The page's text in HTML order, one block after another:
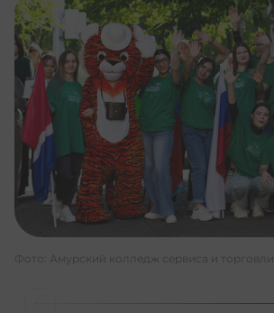
Фото: Амурский колледж сервиса и торговли